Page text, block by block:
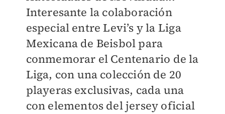
Interesante la colaboración
especial entre Levi’s y la Liga
Mexicana de Beisbol para
conmemorar el Centenario de la
Liga, con una colección de 20
playeras exclusivas, cada una
con elementos del jersey oficial